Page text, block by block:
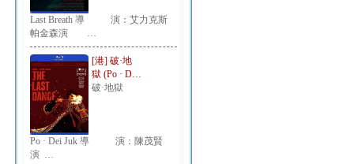
Last Breath 導 演：艾力克斯
帕金森演 …
[港] 破·地
獄 (Po · D…
破·地獄
Po · Dei Juk 導 演：陳茂賢
演 …